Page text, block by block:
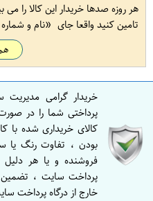
هر روزه صدها خریدار این کالا را می
تامین کنید واقعا جای
نام و
خریدار گرامی مدیریت
پرداختی شما را در
کالای خریداری شده با
بودن ، تفاوت رنگ یا
فروشنده و یا هر
پرداخت سایت ، تضمین
خارج از درگاه پرداخت